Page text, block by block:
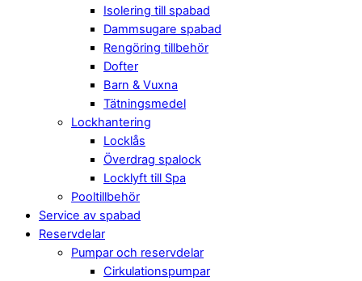
Isolering till spabad
Dammsugare spabad
Rengöring tillbehör
Dofter
Barn & Vuxna
Tätningsmedel
Lockhantering
Locklås
Överdrag spalock
Locklyft till Spa
Pooltillbehör
Service av spabad
Reservdelar
Pumpar och reservdelar
Cirkulationspumpar